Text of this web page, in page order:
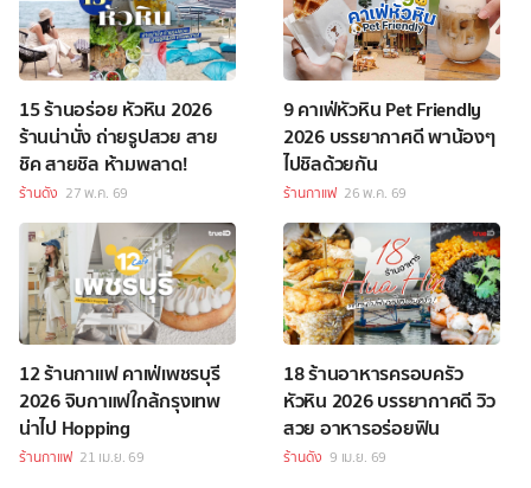
15 ร้านอร่อย หัวหิน 2026
ร้านน่านั่ง ถ่ายรูปสวย สาย
ชิค สายชิล ห้ามพลาด!
ร้านดัง 27 พ.ค. 69
9 คาเฟ่หัวหิน Pet Friendly
2026 บรรยากาศดี พาน้องๆ
ไปชิลด้วยกัน
ร้านกาแฟ 26 พ.ค. 69
12 ร้านกาแฟ คาเฟ่เพชรบุรี
2026 จิบกาแฟใกล้กรุงเทพ
น่าไป Hopping
ร้านกาแฟ 21 เม.ย. 69
18 ร้านอาหารครอบครัว
หัวหิน 2026 บรรยากาศดี วิว
สวย อาหารอร่อยฟิน
ร้านดัง 9 เม.ย. 69